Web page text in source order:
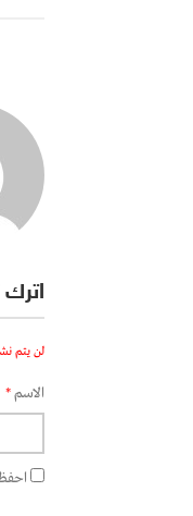
اترك
لن يتم
الاسم*
احفظ